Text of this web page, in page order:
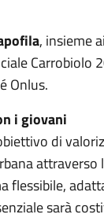
, insieme
Carrobiolo
Onlus.
i giovani
di
attraverso
flessibile,
sarà